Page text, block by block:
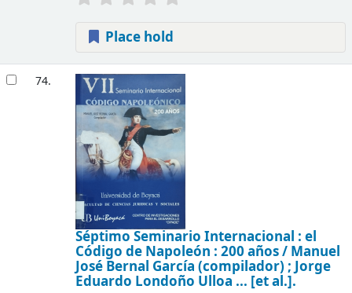
Place hold
74.
Séptimo Seminario Internacional : el
Código de Napoleón : 200 años / Manuel
José Bernal García (compilador) ; Jorge
Eduardo Londoño Ulloa ... [et al.].